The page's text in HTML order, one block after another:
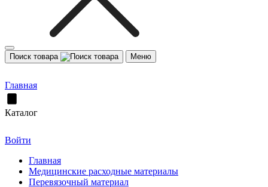
Поиск товара Меню
Главная
Каталог
Войти
Главная
Медицинские расходные материалы
Перевязочный материал